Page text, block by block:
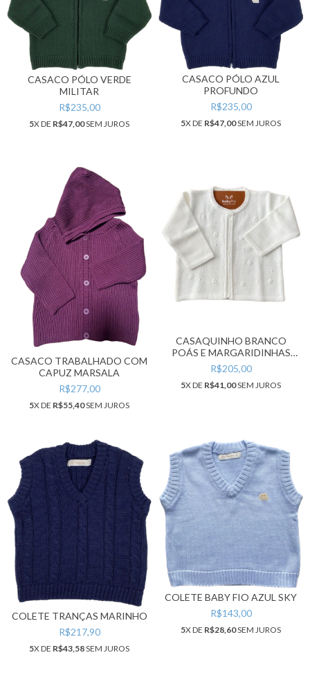
CASACO PÓLO VERDE
MILITAR
R$235,00
5X DE R$47,00SEM JUROS
CASACO PÓLO AZUL
PROFUNDO
R$235,00
5X DE R$47,00SEM JUROS
CASACO TRABALHADO COM
CAPUZ MARSALA
R$277,00
5X DE R$55,40SEM JUROS
CASAQUINHO BRANCO
POÁS E MARGARIDINHAS
BRANCO
R$205,00
5X DE R$41,00SEM JUROS
COLETE TRANÇAS MARINHO
R$217,90
5X DE R$43,58SEM JUROS
COLETE BABY FIO AZUL SKY
R$143,00
5X DE R$28,60SEM JUROS